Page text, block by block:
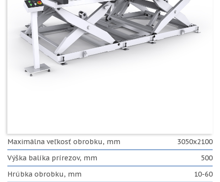
Maximálna veľkosť obrobku, mm
3050x2100
Výška balíka prírezov, mm
500
Hrúbka obrobku, mm
10-60